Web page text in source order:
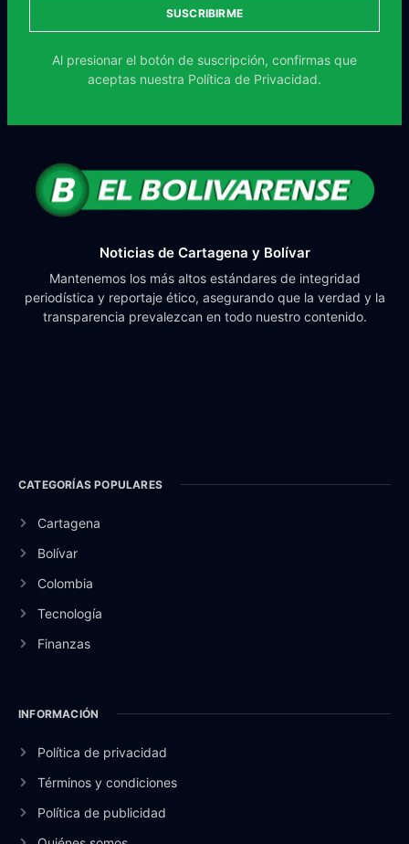
SUSCRIBIRME
Al presionar el botón de suscripción, confirmas que
aceptas nuestra Política de Privacidad.
Noticias de Cartagena y Bolívar
Mantenemos los más altos estándares de integridad
periodística y reportaje ético, asegurando que la verdad y la
transparencia prevalezcan en todo nuestro contenido.
CATEGORÍAS POPULARES
Cartagena
Bolívar
Colombia
Tecnología
Finanzas
INFORMACIÓN
Política de privacidad
Términos y condiciones
Política de publicidad